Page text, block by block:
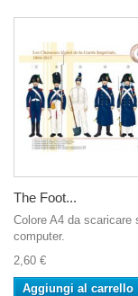
The Foot...
Colore A4 da scaricare
computer.
2,60 €
Aggiungi al carrello